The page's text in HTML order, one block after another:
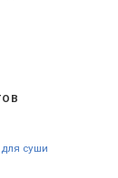
суши